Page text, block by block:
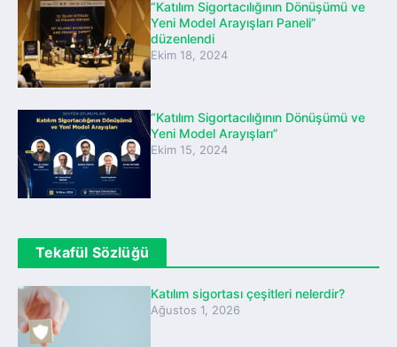
“Katılım Sigortacılığının Dönüşümü ve
Yeni Model Arayışları Paneli”
düzenlendi
Ekim 18, 2024
“Katılım Sigortacılığının Dönüşümü ve
Yeni Model Arayışları”
Ekim 15, 2024
Tekafül Sözlüğü
Katılım sigortası çeşitleri nelerdir?
Ağustos 1, 2026